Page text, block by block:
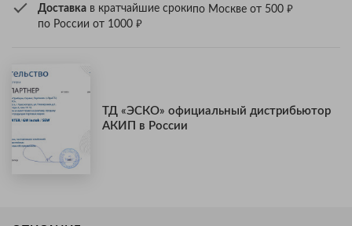
Доставка в кратчайшие срокипо Москве от 500 ₽
по России от 1000 ₽
ТД «ЭСКО» официальный дистрибьютор
АКИП в России